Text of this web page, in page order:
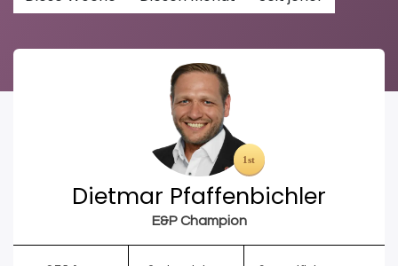
Dietmar Pfaffenbichler
E&P Champion